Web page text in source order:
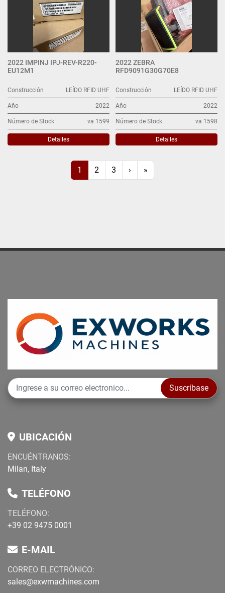
2022 IMPINJ IPJ-REV-R220-
EU12M1
Construcción LEÍDO RFID UHF
Año 2022
Número de Stock va 1599
Detalles
2022 ZEBRA
RFD9091G30G70E8
Construcción LEÍDO RFID UHF
Año 2022
Número de Stock va 1598
Detalles
1 2 3 › »
Suscríbase
UBICACIÓN
ENCUÉNTRANOS:
Milan, Italy
TELÉFONO
TELÉFONO:
+39 02 9475 0001
E-MAIL
CORREO ELECTRÓNICO:
sales@exwmachines.com